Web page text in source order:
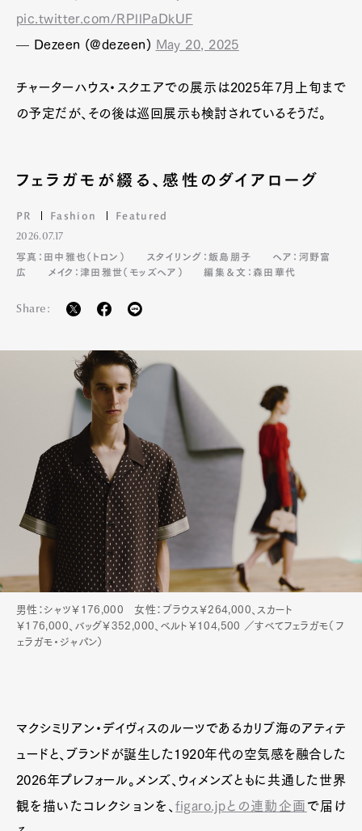
pic.twitter.com/RPllPaDkUF
— Dezeen (@dezeen) May 20, 2025
チャーターハウス・スクエアでの展示は2025年7月上旬まで
の予定だが、その後は巡回展示も検討されているそうだ。
フェラガモが綴る、感性のダイアローグ
PR Fashion Featured
2026.07.17
写真：田中雅也（トロン）
スタイリング：飯島朋子
ヘア：河野富
広
メイク：津田雅世（モッズヘア） 編集＆文：森田華代
Share:
男性：シャツ￥176,000 女性：ブラウス￥264,000、スカート
￥176,000、バッグ￥352,000、ベルト￥104,500 ／すべてフェラガモ（フ
ェラガモ・ジャパン）
マクシミリアン・デイヴィスのルーツであるカリブ海のアティテ
ュードと、ブランドが誕生した1920年代の空気感を融合した
2026年プレフォール。メンズ、ウィメンズともに共通した世界
観を描いたコレクションを、figaro.jpとの連動企画 で届け